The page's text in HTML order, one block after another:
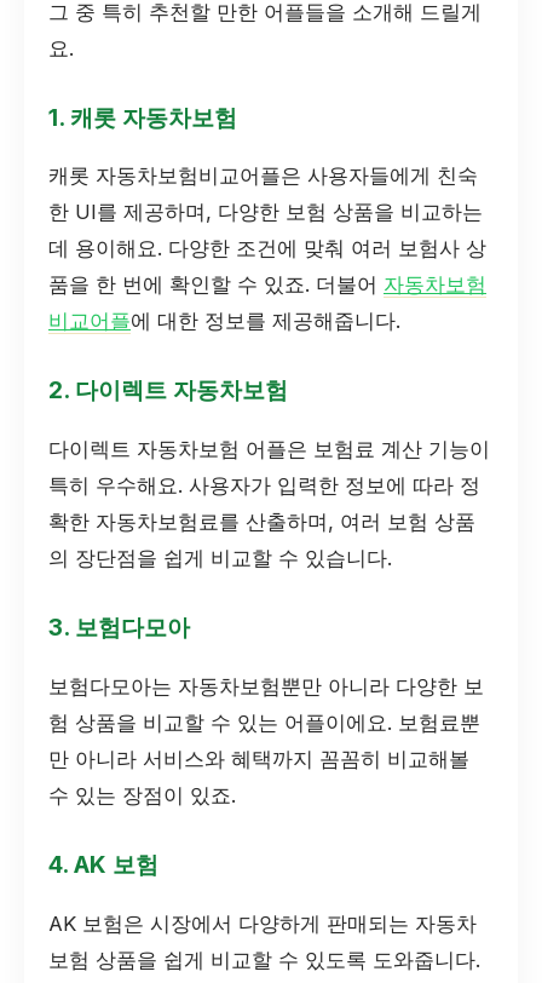
그 중 특히 추천할 만한 어플들을 소개해 드릴게
요.
1. 캐롯 자동차보험
캐롯 자동차보험비교어플은 사용자들에게 친숙
한 UI를 제공하며, 다양한 보험 상품을 비교하는
데 용이해요. 다양한 조건에 맞춰 여러 보험사 상
품을 한 번에 확인할 수 있죠. 더불어 자동차보험
비교어플에 대한 정보를 제공해줍니다.
2. 다이렉트 자동차보험
다이렉트 자동차보험 어플은 보험료 계산 기능이
특히 우수해요. 사용자가 입력한 정보에 따라 정
확한 자동차보험료를 산출하며, 여러 보험 상품
의 장단점을 쉽게 비교할 수 있습니다.
3. 보험다모아
보험다모아는 자동차보험뿐만 아니라 다양한 보
험 상품을 비교할 수 있는 어플이에요. 보험료뿐
만 아니라 서비스와 혜택까지 꼼꼼히 비교해볼
수 있는 장점이 있죠.
4. AK 보험
AK 보험은 시장에서 다양하게 판매되는 자동차
보험 상품을 쉽게 비교할 수 있도록 도와줍니다.